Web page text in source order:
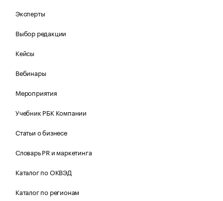
Эксперты
Выбор редакции
Кейсы
Вебинары
Мероприятия
Учебник РБК Компании
Статьи о бизнесе
Словарь PR и маркетинга
Каталог по ОКВЭД
Каталог по регионам